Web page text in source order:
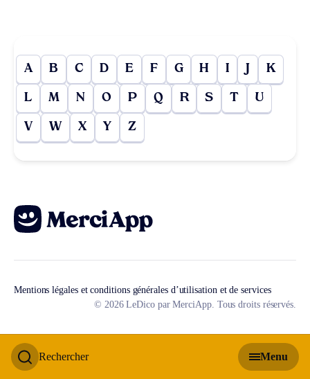
Rechercher Menu
A B C D E F G H I J K
L M N O P Q R S T U
V W X Y Z
Mentions légales et conditions générales d’utilisation et de services
© 2026 LeDico par MerciApp. Tous droits réservés.